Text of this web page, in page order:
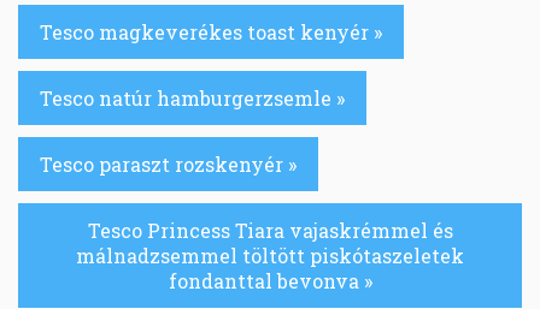
Tesco magkeverékes toast kenyér »
Tesco natúr hamburgerzsemle »
Tesco paraszt rozskenyér »
Tesco Princess Tiara vajaskrémmel és
málnadzsemmel töltött piskótaszeletek
fondanttal bevonva »